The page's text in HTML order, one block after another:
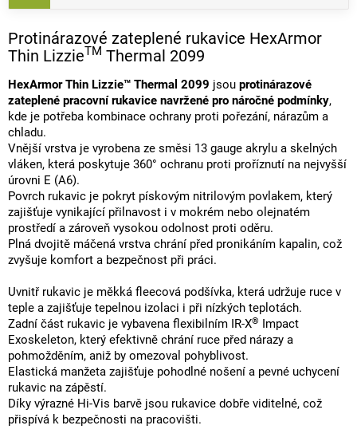
Protinárazové zateplené rukavice HexArmor
Thin LizzieTM Thermal 2099
HexArmor Thin Lizzie™ Thermal 2099 jsou protinárazové
zateplené pracovní rukavice navržené pro náročné podmínky,
kde je potřeba kombinace ochrany proti pořezání, nárazům a
chladu.
Vnější vrstva je vyrobena ze směsi 13 gauge akrylu a skelných
vláken, která poskytuje 360° ochranu proti proříznutí na nejvyšší
úrovni E (A6).
Povrch rukavic je pokryt pískovým nitrilovým povlakem, který
zajišťuje vynikající přilnavost i v mokrém nebo olejnatém
prostředí a zároveň vysokou odolnost proti oděru.
Plná dvojitě máčená vrstva chrání před pronikáním kapalin, což
zvyšuje komfort a bezpečnost při práci.
Uvnitř rukavic je měkká fleecová podšívka, která udržuje ruce v
teple a zajišťuje tepelnou izolaci i při nízkých teplotách.
Zadní část rukavic je vybavena flexibilním IR-X®
Impact
Exoskeleton, který efektivně chrání ruce před nárazy a
pohmožděním, aniž by omezoval pohyblivost.
Elastická manžeta zajišťuje pohodlné nošení a pevné uchycení
rukavic na zápěstí.
Díky výrazné Hi-Vis barvě jsou rukavice dobře viditelné, což
přispívá k bezpečnosti na pracovišti.